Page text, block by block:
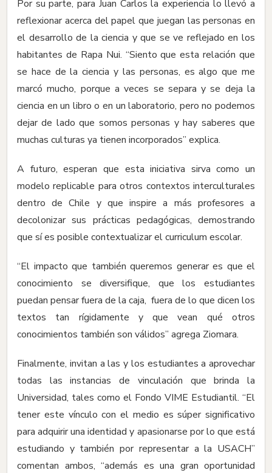
Por su parte, para Juan Carlos la experiencia lo llevó a
reflexionar acerca del papel que juegan las personas en
el desarrollo de la ciencia y que se ve reflejado en los
habitantes de Rapa Nui. “Siento que esta relación que
se hace de la ciencia y las personas, es algo que me
marcó mucho, porque a veces se separa y se deja la
ciencia en un libro o en un laboratorio, pero no podemos
dejar de lado que somos personas y hay saberes que
muchas culturas ya tienen incorporados” explica.
A futuro, esperan que esta iniciativa sirva como un
modelo replicable para otros contextos interculturales
dentro de Chile y que inspire a más profesores a
decolonizar sus prácticas pedagógicas, demostrando
que sí es posible contextualizar el curriculum escolar.
“El impacto que también queremos generar es que el
conocimiento se diversifique, que los estudiantes
puedan pensar fuera de la caja, fuera de lo que dicen los
textos tan rígidamente y que vean qué otros
conocimientos también son válidos” agrega Ziomara.
Finalmente, invitan a las y los estudiantes a aprovechar
todas las instancias de vinculación que brinda la
Universidad, tales como el Fondo VIME Estudiantil. “El
tener este vínculo con el medio es súper significativo
para adquirir una identidad y apasionarse por lo que está
estudiando y también por representar a la USACH”
comentan ambos, “además es una gran oportunidad